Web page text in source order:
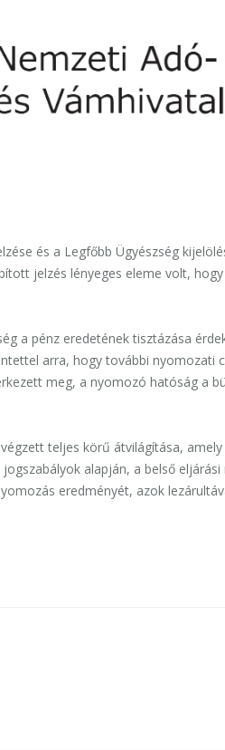
és a Legfőbb Ügyészség
jelzés lényeges eleme volt,
a pénz eredetének tisztázása
arra, hogy további nyomozati
meg, a nyomozó hatóság a
teljes körű átvilágítása,
alapján, a belső
eredményét, azok